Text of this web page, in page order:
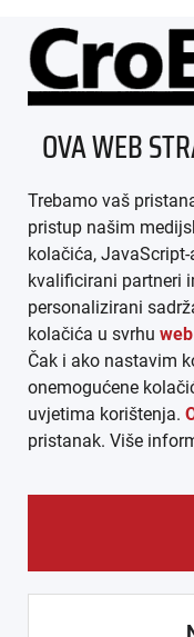
© CROEXPRESS │
OVA WEB
Trebamo vaš
pristup našim
kolačića,
kvalificirani partneri
personalizirani
kolačića u svrhu
Čak i ako nastavim
onemogućene
uvjetima korištenja.
pristanak. Više